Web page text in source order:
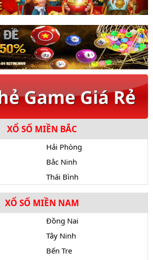
XỔ SỐ MIỀN BẮC
Hải Phòng
Bắc Ninh
Thái Bình
XỔ SỐ MIỀN NAM
Đồng Nai
Tây Ninh
Bến Tre